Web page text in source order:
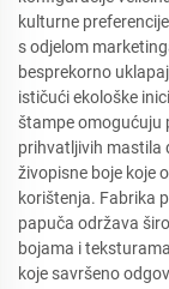
kulturne
s odjelom
besprekorno
ističući ekološke
štampe omogućuju
prihvatljivih mastila
živopisne boje koje
korištenja. Fabrika
papuča održava
bojama i
koje savršeno